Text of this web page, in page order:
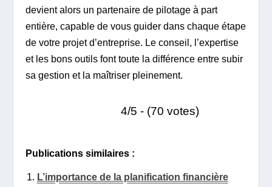
devient alors un partenaire de pilotage à part
entière, capable de vous guider dans chaque étape
de votre projet d’entreprise. Le conseil, l’expertise
et les bons outils font toute la différence entre subir
sa gestion et la maîtriser pleinement.
4/5 - (70 votes)
Publications similaires :
L’importance de la planification financière